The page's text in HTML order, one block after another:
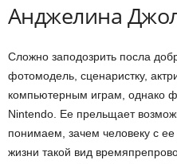
Анджелина
Сложно заподозрить посла
фотомодель, сценаристку,
компьютерным играм, однако
Nintendo. Ее прельщает
понимаем, зачем человеку с
жизни такой вид